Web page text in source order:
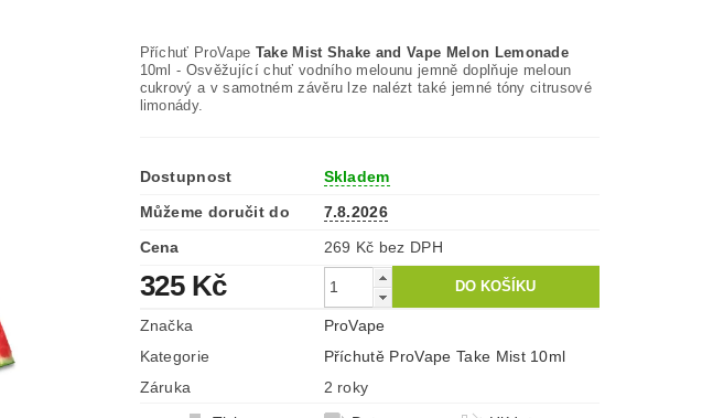
Příchuť ProVape Take Mist Shake and Vape Melon Lemonade
10ml - Osvěžující chuť vodního melounu jemně doplňuje meloun
cukrový a v samotném závěru lze nalézt také jemné tóny citrusové
limonády.
Dostupnost
Skladem
Můžeme doručit do
7.8.2026
Cena
269 Kč bez DPH
325 Kč
Značka
ProVape
Kategorie
Příchutě ProVape Take Mist 10ml
Záruka
2 roky